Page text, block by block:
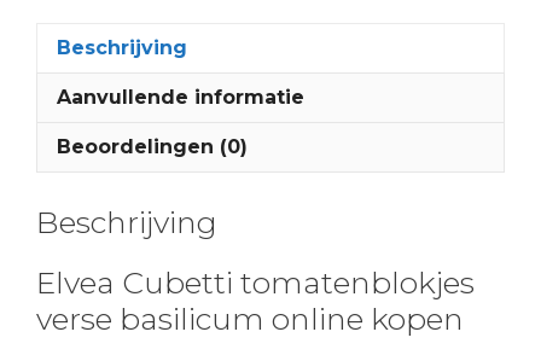
Beschrijving
Aanvullende informatie
Beoordelingen (0)
Beschrijving
Elvea Cubetti tomatenblokjes
verse basilicum online kopen